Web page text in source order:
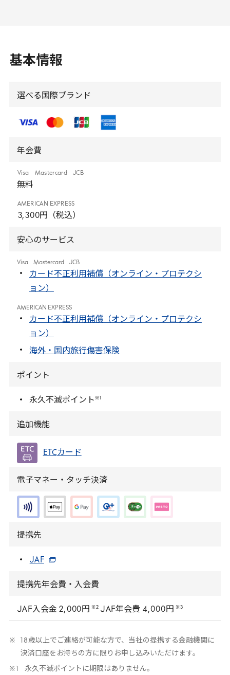
基本情報
選べる国際ブランド
年会費
Visa Mastercard JCB
無料
AMERICAN EXPRESS
3,300円（税込）
安心のサービス
Visa Mastercard JCB
カード不正利用補償（オンライン・プロテクシ
ョン）
AMERICAN EXPRESS
カード不正利用補償（オンライン・プロテクシ
ョン）
海外・国内旅行傷害保険
ポイント
永久不滅ポイント ※
追加機能
ETCカード
電子マネー・タッチ決済
提携先
JAF
提携先年会費・入会費
JAF入会金 2,000円※2 JAF年会費 4,000円 ※3
18 歳以上でご連絡が可能な方で、当社の提携する金融機関に
決済口座をお持ちの方に限りお申し込みいただけます。
永久不滅ポイントに期限はありません。